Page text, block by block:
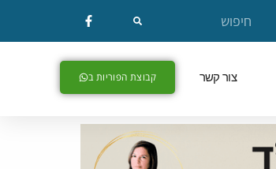
צור קשר קבוצת הפוריות ב